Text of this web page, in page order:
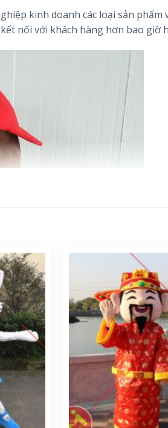
kinh doanh các loại sản phẩm
nối với khách hàng hơn bao giờ